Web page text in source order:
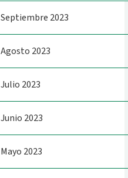
Septiembre 2023
Agosto 2023
Julio 2023
Junio 2023
Mayo 2023